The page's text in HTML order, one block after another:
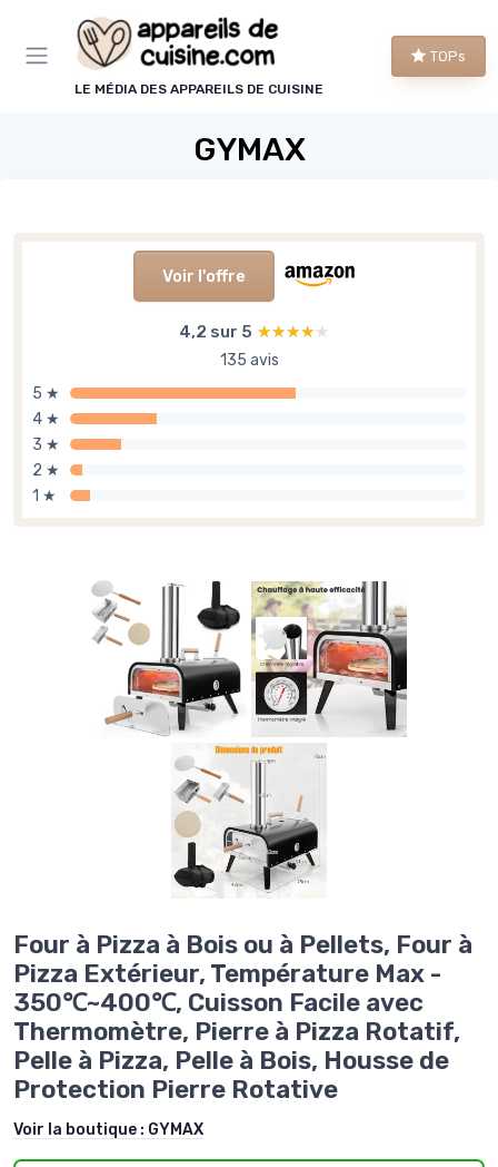
LE MÉDIA DES APPAREILS DE CUISINE
TOPs
GYMAX
Voir l'offre
4,2 sur 5 ★★★★★
★★★★★
135 avis
5 ★
4 ★
3 ★
2 ★
1 ★
Four à Pizza à Bois ou à Pellets, Four à
Pizza Extérieur, Température Max -
350℃~400℃, Cuisson Facile avec
Thermomètre, Pierre à Pizza Rotatif,
Pelle à Pizza, Pelle à Bois, Housse de
Protection Pierre Rotative
Voir la boutique : GYMAX
Panneau de gestion des cookies